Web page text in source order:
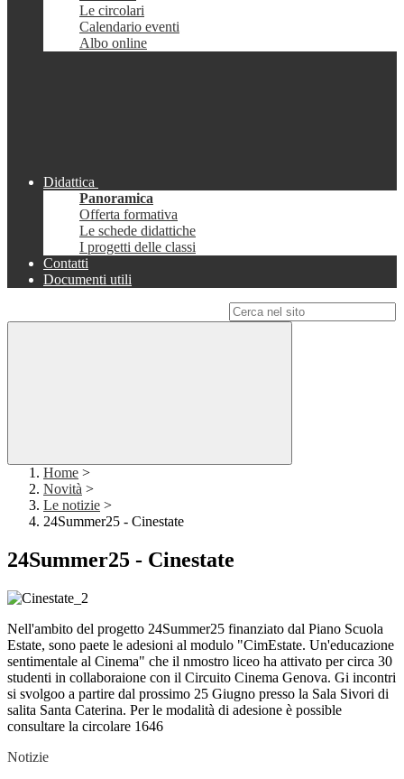
Le circolari
Calendario eventi
Albo online
Didattica
Panoramica
Offerta formativa
Le schede didattiche
I progetti delle classi
Contatti
Documenti utili
Home >
Novità >
Le notizie >
24Summer25 - Cinestate
24Summer25 - Cinestate
Nell'ambito del progetto 24Summer25 finanziato dal Piano Scuola
Estate, sono paete le adesioni al modulo "CimEstate. Un'educazione
sentimentale al Cinema" che il nmostro liceo ha attivato per circa 30
studenti in collaboraione con il Circuito Cinema Genova. Gi incontri
si svolgoo a partire dal prossimo 25 Giugno presso la Sala Sivori di
salita Santa Caterina. Per le modalità di adesione è possible
consultare la circolare 1646
Notizie